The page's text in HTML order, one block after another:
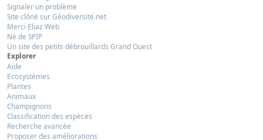
Signaler un problème
Site clôné sur Géodiversité.net
Merci Eliaz Web
Né de SPIP
Un site des petits débrouillards Grand Ouest
Explorer
Aide
Ecosystèmes
Plantes
Animaux
Champignons
Classification des espèces
Recherche avancée
Proposer des améliorations